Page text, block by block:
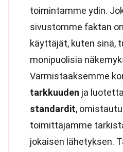
toimintamme ydin.
sivustomme faktan
käyttäjät, kuten sinä,
monipuolisia
Varmistaaksemme
tarkkuuden ja
standardit,
toimittajamme
jokaisen lähetyksen.